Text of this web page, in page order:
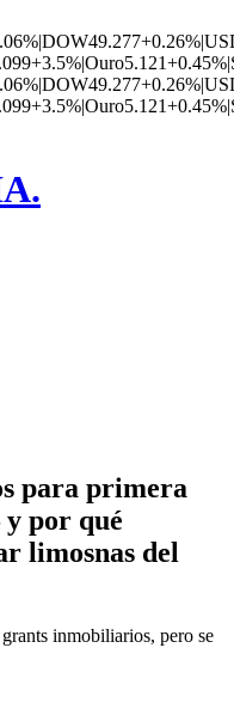
|DOW49.277+0.26%|
+3.5%|Ouro5.121+0.45%|
|DOW49.277+0.26%|
+3.5%|Ouro5.121+0.45%|
para primera
por qué
limosnas del
inmobiliarios, pero se